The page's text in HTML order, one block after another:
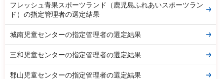
フレッシュ青果スポーツランド（鹿児島ふれあいスポーツラン
ド）の指定管理者の選定結果
城南児童センターの指定管理者の選定結果
三和児童センターの指定管理者の選定結果
郡山児童センターの指定管理者の選定結果